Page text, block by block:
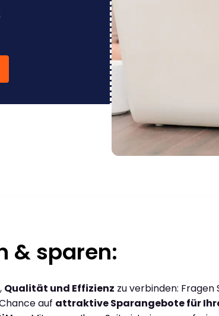
& sparen:
Qualität und Effizienz zu verbinden: Fragen
auf attraktive Sparangebote für